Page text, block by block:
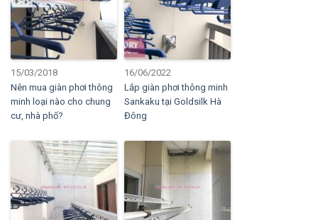
15/03/2018
Nên mua giàn phơi thông
minh loại nào cho chung
cư, nhà phố?
16/06/2022
Lắp giàn phơi thông minh
Sankaku tại Goldsilk Hà
Đông